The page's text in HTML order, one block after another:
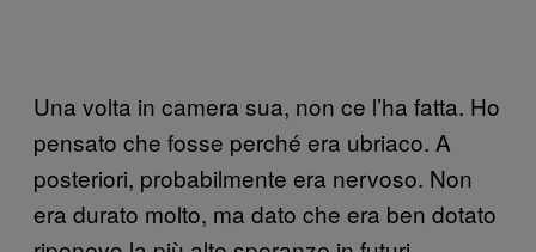
Una volta in camera sua, non ce l’ha fatta. Ho
pensato che fosse perché era ubriaco. A
posteriori, probabilmente era nervoso. Non
era durato molto, ma dato che era ben dotato